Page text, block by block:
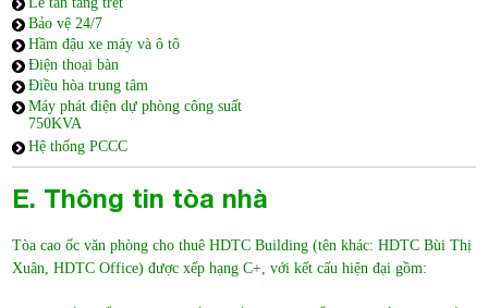
E. Thông tin tòa nhà
Tòa cao ốc văn phòng cho thuê HDTC Building (tên khác: HDTC Bùi Thị
Xuân, HDTC Office) được xếp hạng C+, với kết cấu hiện đại gồm:
2 hầm để xe đáp ứng đủ nhu cầu làm bãi đổ xe máy của toàn khối
văn phòng.
1 phần tầng trệt được sử dụng làm sảnh lễ tân.
1 tầng lửng
12 tầng văn phòng, tổng diện tích sàn văn phòng cho
thuê khoảng 6.760 m2